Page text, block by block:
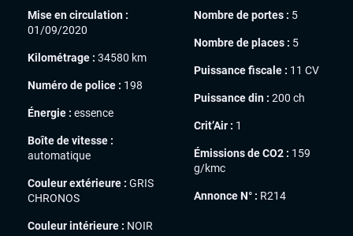
Mise en circulation :
01/09/2020
Kilométrage : 34580 km
Numéro de police : 198
Énergie : essence
Boîte de vitesse :
automatique
Couleur extérieure : GRIS
CHRONOS
Couleur intérieure : NOIR
Nombre de portes : 5
Nombre de places : 5
Puissance fiscale : 11 CV
Puissance din : 200 ch
Crit’Air : 1
Émissions de CO2 : 159
g/kmc
Annonce N° : R214